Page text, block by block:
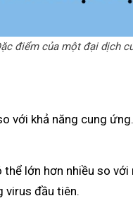
điểm của một đại dịch
với khả năng cung
lớn hơn nhiều so
virus đầu tiên.